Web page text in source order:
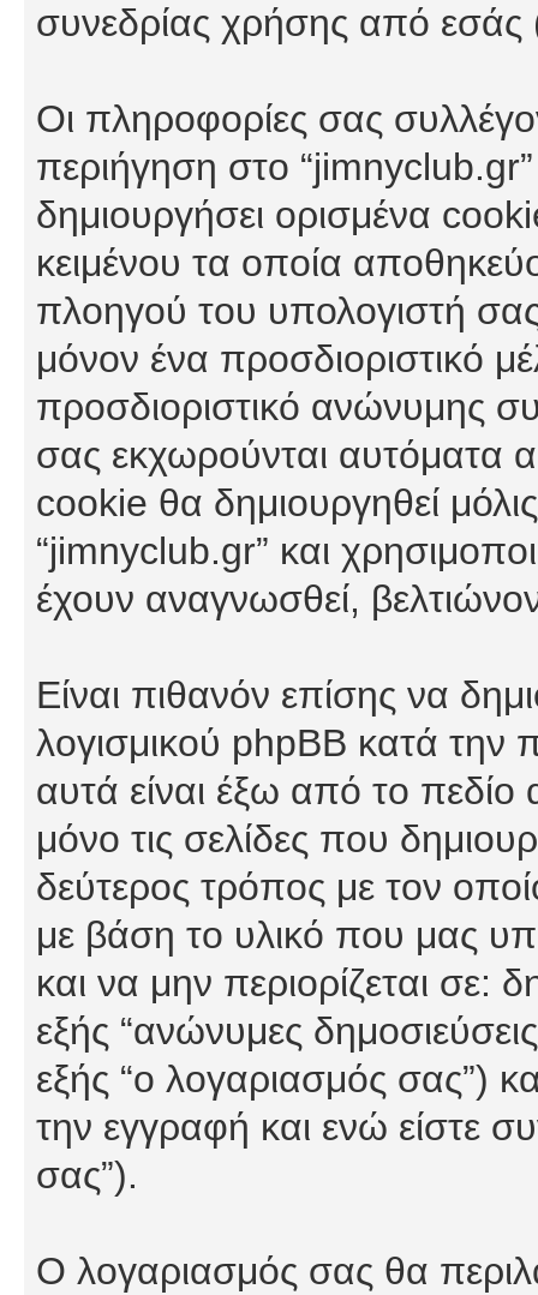
συνεδρίας χρήσης από εσάς
Οι πληροφορίες σας
περιήγηση στο
δημιουργήσει ορισμένα
κειμένου τα οποία
πλοηγού του υπολογιστή
μόνον ένα προσδιοριστικό
προσδιοριστικό ανώνυμης
σας εκχωρούνται αυτόματα
cookie θα δημιουργηθεί
“jimnyclub.gr” και
έχουν αναγνωσθεί,
Είναι πιθανόν επίσης να
λογισμικού phpBB κατά
αυτά είναι έξω από το
μόνο τις σελίδες που
δεύτερος τρόπος με τον
με βάση το υλικό που μας
και να μην περιορίζεται σε:
εξής “ανώνυμες
εξής “ο λογαριασμός σας”)
την εγγραφή και ενώ είστε
σας”).
Ο λογαριασμός σας θα